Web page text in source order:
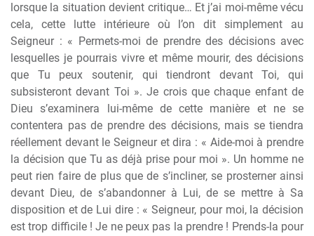
lorsque la situation devient critique… Et j’ai moi-même vécu
cela, cette lutte intérieure où l’on dit simplement au
Seigneur : « Permets-moi de prendre des décisions avec
lesquelles je pourrais vivre et même mourir, des décisions
que Tu peux soutenir, qui tiendront devant Toi, qui
subsisteront devant Toi ». Je crois que chaque enfant de
Dieu s’examinera lui-même de cette manière et ne se
contentera pas de prendre des décisions, mais se tiendra
réellement devant le Seigneur et dira : « Aide-moi à prendre
la décision que Tu as déjà prise pour moi ». Un homme ne
peut rien faire de plus que de s’incliner, se prosterner ainsi
devant Dieu, de s’abandonner à Lui, de se mettre à Sa
disposition et de Lui dire : « Seigneur, pour moi, la décision
est trop difficile ! Je ne peux pas la prendre ! Prends-la pour